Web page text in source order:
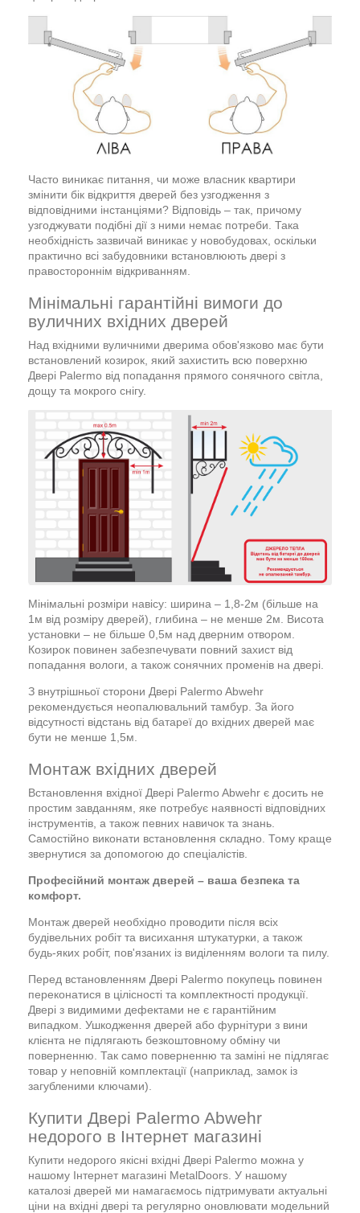
Часто виникає питання, чи може власник квартири
змінити бік відкриття дверей без узгодження з
відповідними інстанціями? Відповідь – так, причому
узгоджувати подібні дії з ними немає потреби. Така
необхідність зазвичай виникає у новобудовах, оскільки
практично всі забудовники встановлюють двері з
правостороннім відкриванням.
Мінімальні гарантійні вимоги до
вуличних вхідних дверей
Над вхідними вуличними дверима обов'язково має бути
встановлений козирок, який захистить всю поверхню
Двері Palermo від попадання прямого сонячного світла,
дощу та мокрого снігу.
Мінімальні розміри навісу: ширина – 1,8-2м (більше на
1м від розміру дверей), глибина – не менше 2м. Висота
установки – не більше 0,5м над дверним отвором.
Козирок повинен забезпечувати повний захист від
попадання вологи, а також сонячних променів на двері.
З внутрішньої сторони Двері Palermo Abwehr
рекомендується неопалювальний тамбур. За його
відсутності відстань від батареї до вхідних дверей має
бути не менше 1,5м.
Монтаж вхідних дверей
Встановлення вхідної Двері Palermo Abwehr є досить не
простим завданням, яке потребує наявності відповідних
інструментів, а також певних навичок та знань.
Самостійно виконати встановлення складно. Тому краще
звернутися за допомогою до спеціалістів.
Професійний монтаж дверей – ваша безпека та
комфорт.
Монтаж дверей необхідно проводити після всіх
будівельних робіт та висихання штукатурки, а також
будь-яких робіт, пов'язаних із виділенням вологи та пилу.
Перед встановленням Двері Palermo покупець повинен
переконатися в цілісності та комплектності продукції.
Двері з видимими дефектами не є гарантійним
випадком. Ушкодження дверей або фурнітури з вини
клієнта не підлягають безкоштовному обміну чи
поверненню. Так само поверненню та заміні не підлягає
товар у неповній комплектації (наприклад, замок із
загубленими ключами).
Купити Двері Palermo Abwehr
недорого в Інтернет магазині
Купити недорого якісні вхідні Двері Palermo можна у
нашому Інтернет магазині MetalDoors. У нашому
каталозі дверей ми намагаємось підтримувати актуальні
ціни на вхідні двері та регулярно оновлювати модельний